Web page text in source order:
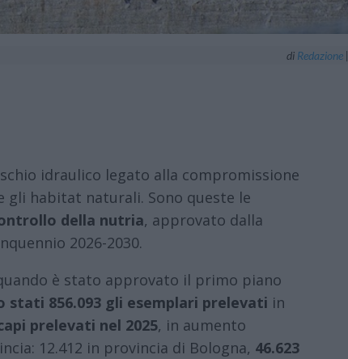
di Redazione|
idraulico legato alla compromissione
gli habitat naturali. Sono queste le
della nutria, approvato dalla
2026-2030.
è stato approvato il primo piano
stati 856.093 gli esemplari prelevati in
prelevati nel 2025, in aumento
12.412 in provincia di Bologna, 46.623